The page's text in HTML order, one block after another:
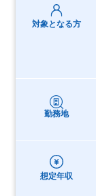
対象となる方
勤務地
想定年収